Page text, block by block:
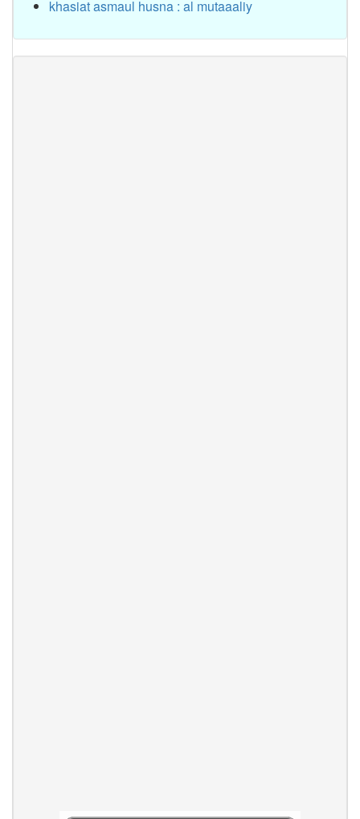
khasiat asmaul husna : al mutaaaliy